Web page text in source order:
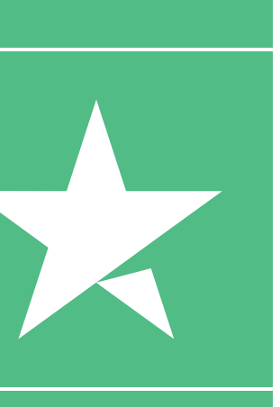
10 Téléchargements
20 00